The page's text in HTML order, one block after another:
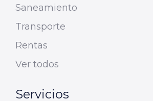
Saneamiento
Transporte
Rentas
Ver todos
Servicios